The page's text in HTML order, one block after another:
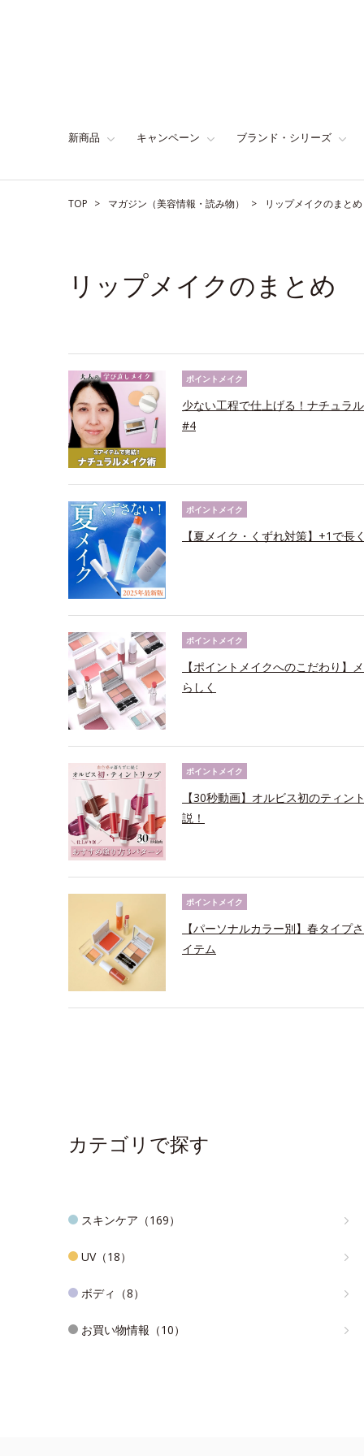
新商品 キャンペーン ブランド・シリーズ
TOP マガジン（美容情報・読み物） リップメイクのまとめ
リップメイクのまとめ
ポイントメイク
少ない工程で仕上げる！ナチュラ
#4
ポイントメイク
【夏メイク・くずれ対策】+1で長
ポイントメイク
【ポイントメイクへのこだわり】
らしく
ポイントメイク
【30秒動画】オルビス初のティ
説！
ポイントメイク
【パーソナルカラー別】春タイプ
イテム
カテゴリで探す
スキンケア（169）
UV（18）
ボディ（8）
お買い物情報（10）